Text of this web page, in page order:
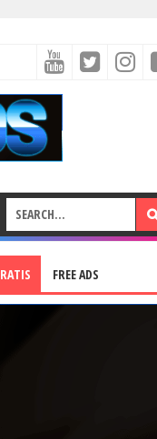
FREE ADS